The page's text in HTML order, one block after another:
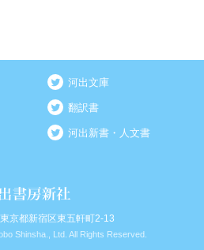
河出文庫
翻訳書
河出新書・人文書
京都新宿区東五軒町2-13
Shinsha., Ltd. All Rights Reserved.